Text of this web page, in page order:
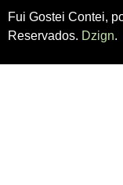
Fui Gostei Contei,
Reservados. Dzign.